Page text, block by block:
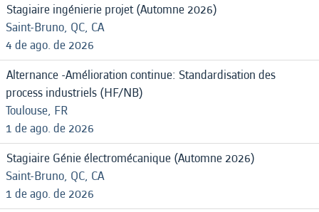
Stagiaire ingénierie projet (Automne 2026)
Saint-Bruno, QC, CA
4 de ago. de 2026
Alternance -Amélioration continue: Standardisation des
process industriels (HF/NB)
Toulouse, FR
1 de ago. de 2026
Stagiaire Génie électromécanique (Automne 2026)
Saint-Bruno, QC, CA
1 de ago. de 2026